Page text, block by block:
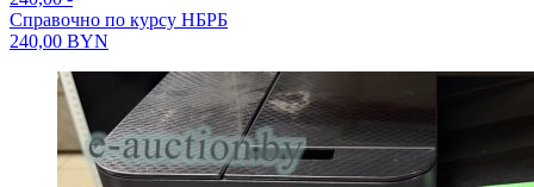
Справочно по курсу НБРБ
240,00 BYN